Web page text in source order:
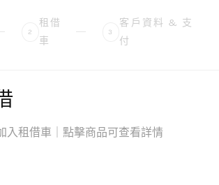
2
租借
車
3
客戶資料 & 支
付
入租借車｜點擊商品可查看詳情